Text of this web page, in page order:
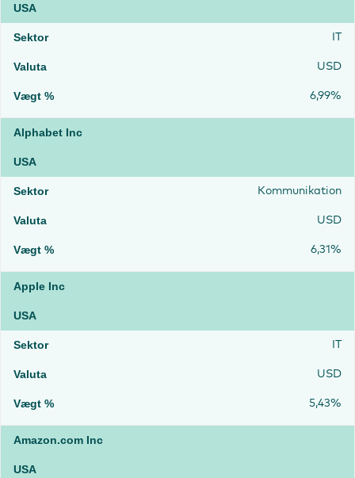
USA
USD
6,99%
Alphabet Inc
USA
Kommunikation
USD
6,31%
Apple Inc
USA
USD
5,43%
Amazon.com Inc
USA